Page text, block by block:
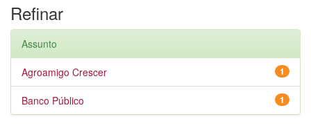
Refinar
Assunto
1
Agroamigo Crescer
1
Banco Público